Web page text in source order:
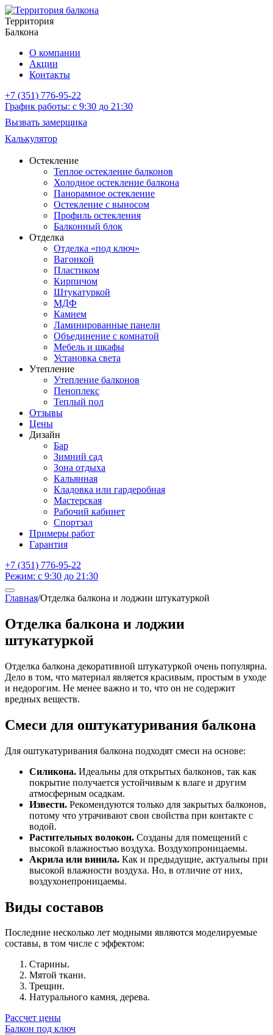
Территория
Балкона
О компании
Акции
Контакты
+7 (351) 776-95-22
График работы: с 9:30 до 21:30
Вызвать замерщика
Калькулятор
Остекление
Теплое остекление балконов
Холодное остекление балкона
Панорамное остекление
Остекление с выносом
Профиль остекления
Балконный блок
Отделка
Отделка «под ключ»
Вагонкой
Пластиком
Кирпичом
Штукатуркой
МДФ
Камнем
Ламинированные панели
Объединение с комнатой
Мебель и шкафы
Установка света
Утепление
Утепление балконов
Пеноплекс
Теплый пол
Отзывы
Цены
Дизайн
Бар
Зимний сад
Зона отдыха
Кальянная
Кладовка или гардеробная
Мастерская
Рабочий кабинет
Спортзал
Примеры работ
Гарантия
+7 (351) 776-95-22
Режим: с 9:30 до 21:30
Главная/Отделка балкона и лоджии штукатуркой
Отделка балкона и лоджии
штукатуркой
Отделка балкона декоративной штукатуркой очень популярна.
Дело в том, что материал является красивым, простым в уходе
и недорогим. Не менее важно и то, что он не содержит
вредных веществ.
Смеси для оштукатуривания балкона
Для оштукатуривания балкона подходят смеси на основе:
Силикона. Идеальны для открытых балконов, так как
покрытие получается устойчивым к влаге и другим
атмосферным осадкам.
Извести. Рекомендуются только для закрытых балконов,
потому что утрачивают свои свойства при контакте с
водой.
Растительных волокон. Созданы для помещений с
высокой влажностью воздуха. Воздухопроницаемы.
Акрила или винила. Как и предыдущие, актуальны при
высокой влажности воздуха. Но, в отличие от них,
воздухонепроницаемы.
Виды составов
Последние несколько лет модными являются моделируемые
составы, в том числе с эффектом:
Старины.
Мятой ткани.
Трещин.
Натурального камня, дерева.
Рассчет цены
Балкон под ключ